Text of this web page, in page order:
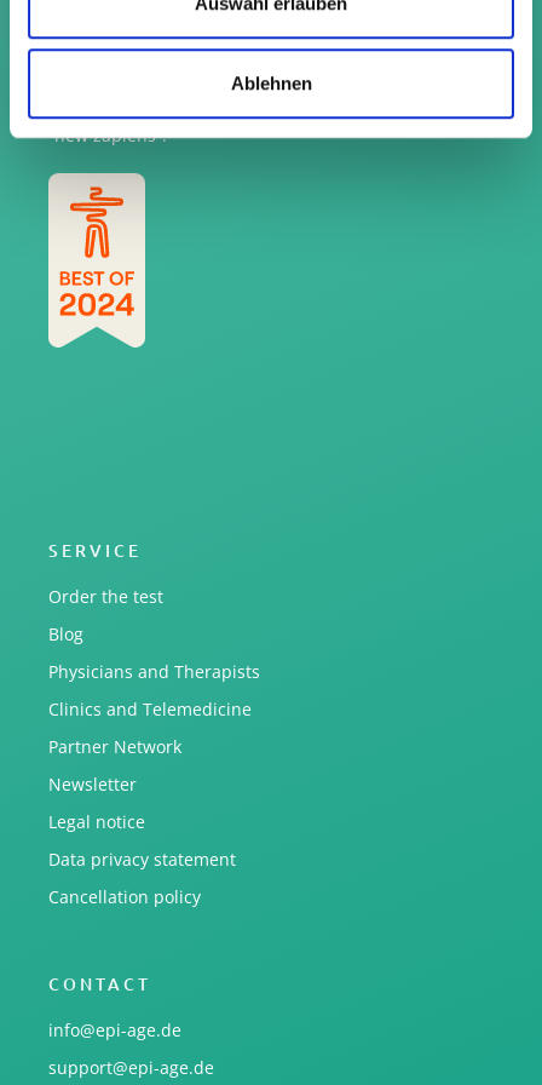
Ablehnen
SERVICE
Order the test
Blog
Physicians and Therapists
Clinics and Telemedicine
Partner Network
Newsletter
Legal notice
Data privacy statement
Cancellation policy
CONTACT
info@epi-age.de
support@epi-age.de
zapiens“ award.
“new zapiens”!